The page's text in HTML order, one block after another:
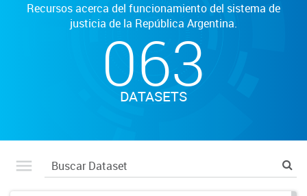
Recursos acerca del funcionamiento del sistema de
justicia de la República Argentina.
063
DATASETS